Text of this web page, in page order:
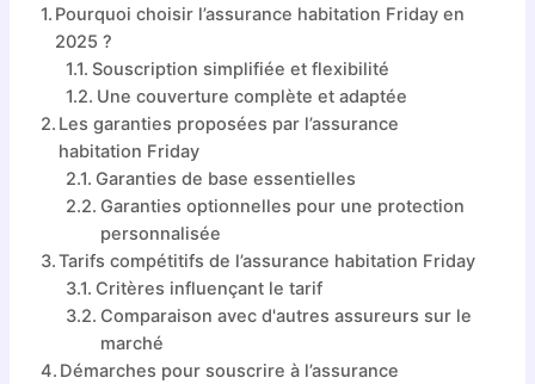
Pourquoi choisir l’assurance habitation Friday en
2025 ?
Souscription simplifiée et flexibilité
Une couverture complète et adaptée
Les garanties proposées par l’assurance
habitation Friday
Garanties de base essentielles
Garanties optionnelles pour une protection
personnalisée
Tarifs compétitifs de l’assurance habitation Friday
Critères influençant le tarif
Comparaison avec d'autres assureurs sur le
marché
Démarches pour souscrire à l’assurance